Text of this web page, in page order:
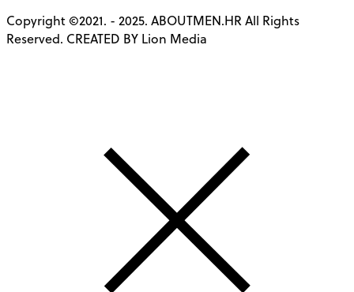
Copyright ©2021. - 2025. ABOUTMEN.HR All Rights
Reserved. CREATED BY Lion Media